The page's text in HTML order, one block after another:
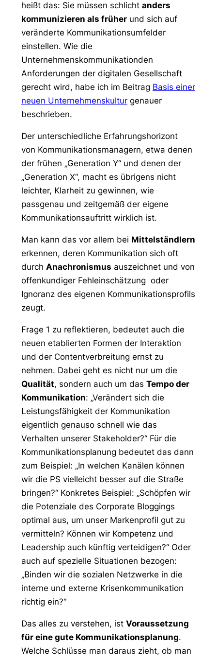
heißt das: Sie müssen schlicht anders
kommunizieren als früherund sich auf
veränderte Kommunikationsumfelder
einstellen. Wie die
Unternehmenskommunikationden
Anforderungen der digitalen Gesellschaft
gerecht wird, habe ich im Beitrag Basis einer
neuen Unternehmenskulturgenauer
beschrieben.
Der unterschiedliche Erfahrungshorizont
von Kommunikationsmanagern, etwa denen
der frühen „Generation Y“ und denen der
„Generation X“, macht es übrigens nicht
leichter, Klarheit zu gewinnen, wie
passgenau und zeitgemäß der eigene
Kommunikationsauftritt wirklich ist.
Man kann das vor allem bei Mittelständlern
erkennen, deren Kommunikation sich oft
durch Anachronismus auszeichnet und von
offenkundiger Fehleinschätzung oder
Ignoranz des eigenen Kommunikationsprofils
zeugt.
Frage 1 zu reflektieren, bedeutet auch die
neuen etablierten Formen der Interaktion
und der Contentverbreitung ernst zu
nehmen. Dabei geht es nicht nur um die
Qualität, sondern auch um das Tempo der
Kommunikation: „Verändert sich die
Leistungsfähigkeit der Kommunikation
eigentlich genauso schnell wie das
Verhalten unserer Stakeholder?“ Für die
Kommunikationsplanung bedeutet das dann
zum Beispiel: „In welchen Kanälen können
wir die PS vielleicht besser auf die Straße
bringen?“ Konkretes Beispiel: „Schöpfen wir
die Potenziale des Corporate Bloggings
optimal aus, um unser Markenprofil gut zu
vermitteln? Können wir Kompetenz und
Leadership auch künftig verteidigen?“ Oder
auch auf spezielle Situationen bezogen:
„Binden wir die sozialen Netzwerke in die
interne und externe Krisenkommunikation
richtig ein?“
Das alles zu verstehen, ist Voraussetzung
für eine gute Kommunikationsplanung.
Welche Schlüsse man daraus zieht, ob man